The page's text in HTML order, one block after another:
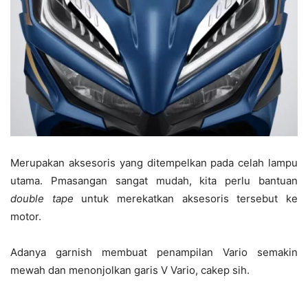
Merupakan aksesoris yang ditempelkan pada celah lampu
utama. Pmasangan sangat mudah, kita perlu bantuan
double tape untuk merekatkan aksesoris tersebut ke
motor.
Adanya garnish membuat penampilan Vario semakin
mewah dan menonjolkan garis V Vario, cakep sih.